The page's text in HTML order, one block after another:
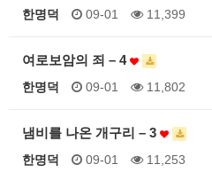
한명덕 09-01 11,399
여로보암의 죄 – 4
한명덕 09-01 11,802
냄비를 나온 개구리 – 3
한명덕 09-01 11,253